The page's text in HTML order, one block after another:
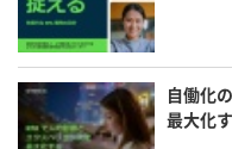
自働化
最大化